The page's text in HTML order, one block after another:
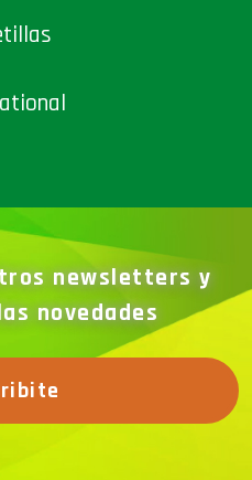
newsletters y
novedades